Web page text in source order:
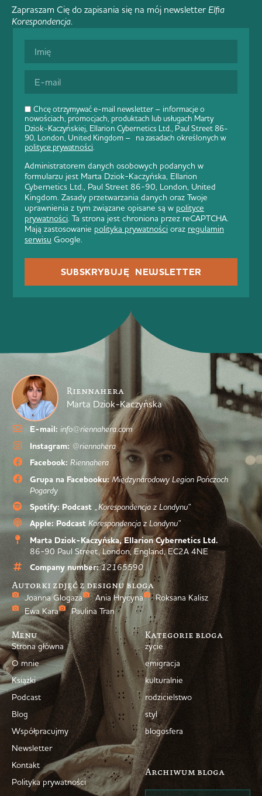
Chcę otrzymywać e-mail newsletter – informacje o
nowościach, promocjach, produktach lub usługach Marty
Dziok-Kaczyńskiej, Ellarion Cybernetics Ltd., Paul Street 86-
90, London, United Kingdom – na zasadach określonych w
polityce prywatności.
Administratorem danych osobowych podanych w
formularzu jest Marta Dziok-Kaczyńska, Ellarion
Cybernetics Ltd., Paul Street 86-90, London, United
Kingdom. Zasady przetwarzania danych oraz Twoje
uprawnienia z tym związane opisane są w polityce
prywatności. Ta strona jest chroniona przez reCAPTCHA.
Mają zastosowanie polityka prywatności oraz regulamin
serwisu Google.
SUBSKRYBUJĘ NEWSLETTER
Zapraszam Cię do zapisania się na mój newsletter Elfia
Korespondencja.
Riennahera
Marta Dziok-Kaczyńska
E-mail: info@riennahera.com
Instagram: @riennahera
Facebook: Riennahera
Grupa na Facebooku: Międzynarodowy Legion Pończoch
Pogardy
Spotify: Podcast „Korespondencja z Londynu”
Apple: Podcast Korespondencja z Londynu”
Marta Dziok-Kaczyńska, Ellarion Cybernetics Ltd.
86-90 Paul Street, London, England, EC2A 4NE
Company number: 12165590
Autorki zdjęć z designu bloga
Joanna Glogaza Ania Hrycyna
Roksana Kalisz
Ewa Kara
Paulina Tran
Menu
Strona główna
O mnie
Książki
Podcast
Blog
Współpracujmy
Newsletter
Kontakt
Polityka prywatności
Kategorie bloga
życie
emigracja
kulturalnie
rodzicielstwo
styl
blogosfera
Archiwum bloga